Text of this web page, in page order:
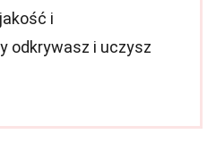
i
odkrywasz i uczysz